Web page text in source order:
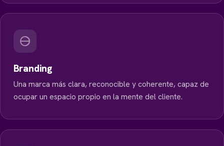
Branding
Una marca más clara, reconocible y coherente, capaz de
ocupar un espacio propio en la mente del cliente.